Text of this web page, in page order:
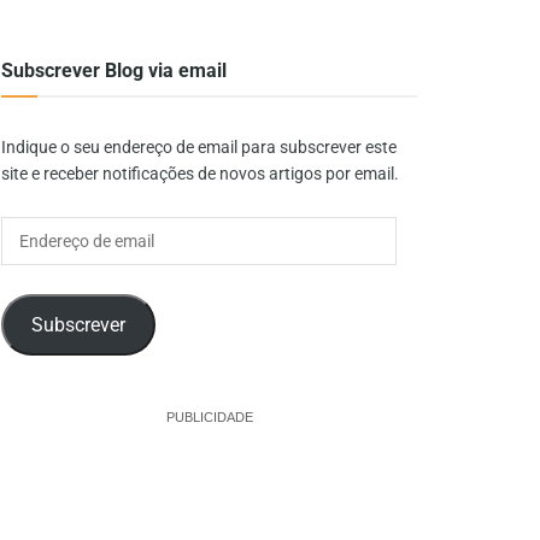
Subscrever Blog via email
Indique o seu endereço de email para subscrever este
site e receber notificações de novos artigos por email.
Subscrever
PUBLICIDADE